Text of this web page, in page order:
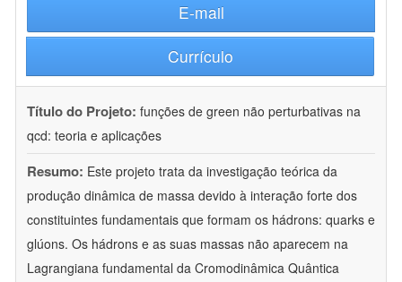
E-mail
Currículo
Título do Projeto: funções de green não perturbativas na
qcd: teoria e aplicações
Resumo: Este projeto trata da investigação teórica da
produção dinâmica de massa devido à interação forte dos
constituintes fundamentais que formam os hádrons: quarks e
glúons. Os hádrons e as suas massas não aparecem na
Lagrangiana fundamental da Cromodinâmica Quântica